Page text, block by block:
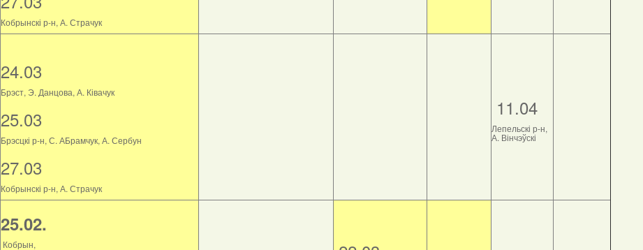
Кобрынскі р-н, А. Страчук
24.03
Брэст, Э. Данцова, А. Ківачук
25.03
Брэсцкі р-н, С. АБрамчук, А. Сербун
27.03
Кобрынскі р-н, А. Страчук
11.04
Лепельскі р-н,
А. Вінчэўскі
25.02.
Кобрын,